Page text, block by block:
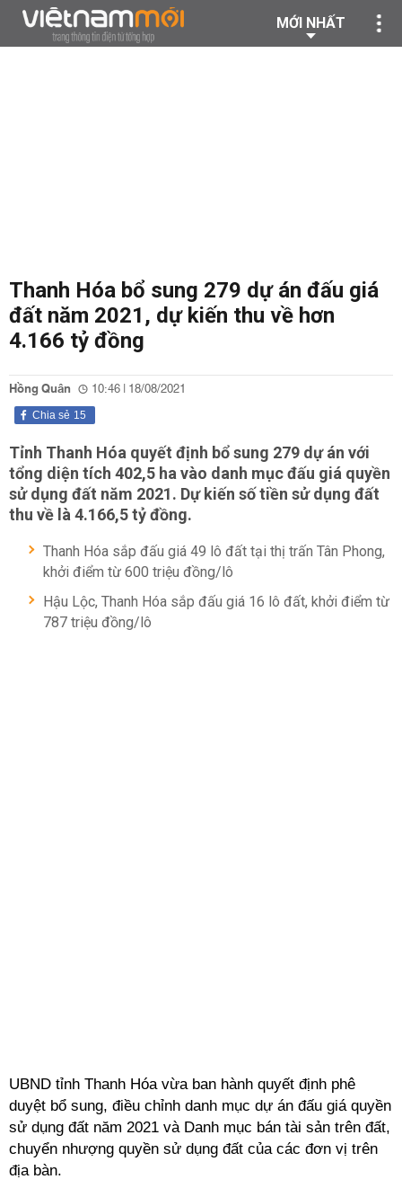
MỚI NHẤT
Thanh Hóa bổ sung 279 dự án đấu giá
đất năm 2021, dự kiến thu về hơn
4.166 tỷ đồng
Hồng Quân 10:46 | 18/08/2021
15
Chia sẻ
Tỉnh Thanh Hóa quyết định bổ sung 279 dự án với
tổng diện tích 402,5 ha vào danh mục đấu giá quyền
sử dụng đất năm 2021. Dự kiến số tiền sử dụng đất
thu về là 4.166,5 tỷ đồng.
Thanh Hóa sắp đấu giá 49 lô đất tại thị trấn Tân Phong,
khởi điểm từ 600 triệu đồng/lô
Hậu Lộc, Thanh Hóa sắp đấu giá 16 lô đất, khởi điểm từ
787 triệu đồng/lô
UBND tỉnh Thanh Hóa vừa ban hành quyết định phê
duyệt bổ sung, điều chỉnh danh mục dự án đấu giá quyền
sử dụng đất năm 2021 và Danh mục bán tài sản trên đất,
chuyển nhượng quyền sử dụng đất của các đơn vị trên
địa bàn.